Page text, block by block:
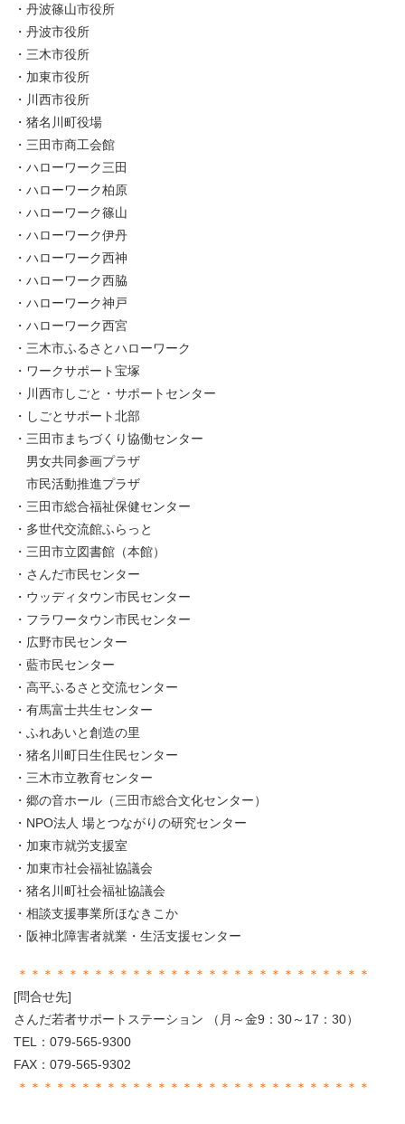
・丹波篠山市役所
・丹波市役所
・三木市役所
・加東市役所
・川西市役所
・猪名川町役場
・三田市商工会館
・ハローワーク三田
・ハローワーク柏原
・ハローワーク篠山
・ハローワーク伊丹
・ハローワーク西神
・ハローワーク西脇
・ハローワーク神戸
・ハローワーク西宮
・三木市ふるさとハローワーク
・ワークサポート宝塚
・川西市しごと・サポートセンター
・しごとサポート北部
・三田市まちづくり協働センター
男女共同参画プラザ
市民活動推進プラザ
・三田市総合福祉保健センター
・多世代交流館ふらっと
・三田市立図書館（本館）
・さんだ市民センター
・ウッディタウン市民センター
・フラワータウン市民センター
・広野市民センター
・藍市民センター
・高平ふるさと交流センター
・有馬富士共生センター
・ふれあいと創造の里
・猪名川町日生住民センター
・三木市立教育センター
・郷の音ホール（三田市総合文化センター）
・NPO法人 場とつながりの研究センター
・加東市就労支援室
・加東市社会福祉協議会
・猪名川町社会福祉協議会
・相談支援事業所ほなきこか
・阪神北障害者就業・生活支援センター
＊＊＊＊＊＊＊＊＊＊＊＊＊＊＊＊＊＊＊＊＊＊＊＊＊＊＊＊
[問合せ先]
さんだ若者サポートステーション （月～金9：30～17：30）
TEL：079-565-9300
FAX：079-565-9302
＊＊＊＊＊＊＊＊＊＊＊＊＊＊＊＊＊＊＊＊＊＊＊＊＊＊＊＊